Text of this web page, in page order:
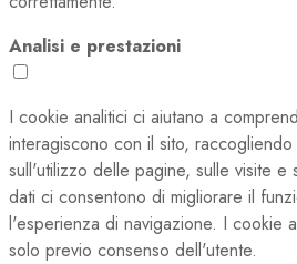
Analisi e prestazioni
I cookie analitici ci aiutano a
interagiscono con il sito,
sull'utilizzo delle pagine, sulle visite e
dati ci consentono di migliorare il
l'esperienza di navigazione. I cookie
solo previo consenso dell'utente.